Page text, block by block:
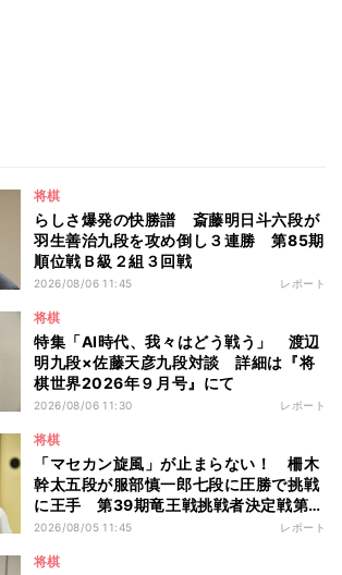
将棋
らしさ爆発の快勝譜 斎藤明日斗六段が
羽生善治九段を攻め倒し３連勝 第85期
順位戦Ｂ級２組３回戦
2026/08/06 11:45 レポート
将棋
特集「AI時代、我々はどう戦う」 渡辺
明九段×佐藤天彦九段対談 詳細は『将
棋世界2026年９月号』にて
2026/08/06 11:30 レポート
将棋
「マセカン旋風」が止まらない！ 柵木
幹太五段が服部慎一郎七段に圧勝で挑戦
に王手 第39期竜王戦挑戦者決定戦第１
局
2026/08/05 11:45 レポート
将棋